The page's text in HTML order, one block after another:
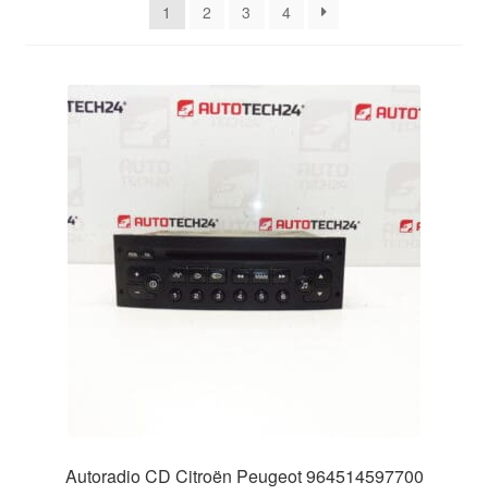
Plainte
Procédure de Réclamation
Termes et conditions
récent
1 2 3 4
Autoradio CD Citroën Peugeot 964514597700